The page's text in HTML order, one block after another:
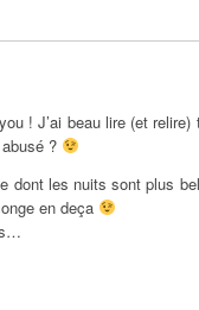
! J’ai beau lire (et
?
dont les nuits sont plus
en deça